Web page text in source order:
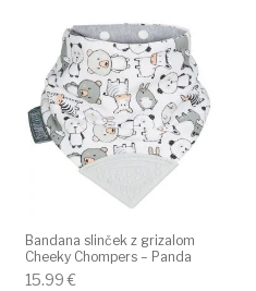
1.80 €.
Bandana slinček z grizalom
Cheeky Chompers – Panda
15.99€